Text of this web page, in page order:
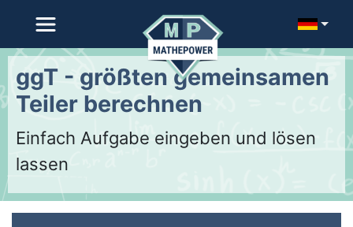
ggT - größten gemeinsamen
Teiler berechnen
Einfach Aufgabe eingeben und lösen
lassen